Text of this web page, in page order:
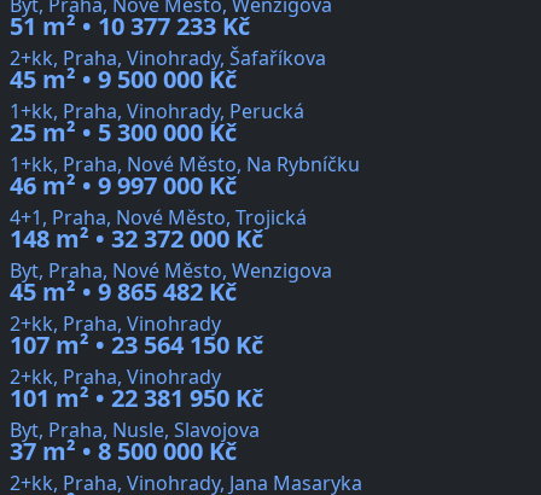
51 m² • 10 377 233 Kč
2+kk, Praha, Vinohrady, Šafaříkova
45 m² • 9 500 000 Kč
1+kk, Praha, Vinohrady, Perucká
25 m² • 5 300 000 Kč
1+kk, Praha, Nové Město, Na Rybníčku
46 m² • 9 997 000 Kč
4+1, Praha, Nové Město, Trojická
148 m² • 32 372 000 Kč
Byt, Praha, Nové Město, Wenzigova
45 m² • 9 865 482 Kč
2+kk, Praha, Vinohrady
107 m² • 23 564 150 Kč
2+kk, Praha, Vinohrady
101 m² • 22 381 950 Kč
Byt, Praha, Nusle, Slavojova
37 m² • 8 500 000 Kč
2+kk, Praha, Vinohrady, Jana Masaryka